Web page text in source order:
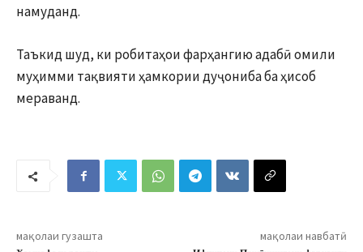
намуданд.
Таъкид шуд, ки робитаҳои фарҳангию адабӣ омили
муҳимми тақвияти ҳамкории дуҷониба ба ҳисоб
мераванд.
мақолаи гузашта мақолаи навбатӣ